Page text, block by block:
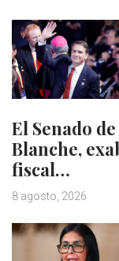
El Senado
Blanche,
fiscal…
8 agosto, 2026